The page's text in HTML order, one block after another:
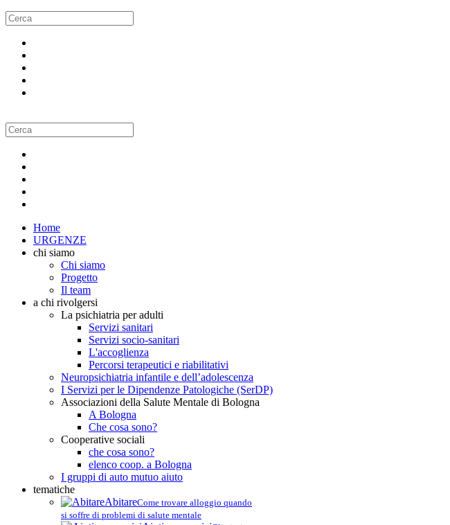
Home
URGENZE
chi siamo
Chi siamo
Progetto
Il team
a chi rivolgersi
La psichiatria per adulti
Servizi sanitari
Servizi socio-sanitari
L'accoglienza
Percorsi terapeutici e riabilitativi
Neuropsichiatria infantile e dell’adolescenza
I Servizi per le Dipendenze Patologiche (SerDP)
Associazioni della Salute Mentale di Bologna
A Bologna
Che cosa sono?
Cooperative sociali
che cosa sono?
elenco coop. a Bologna
I gruppi di auto mutuo aiuto
tematiche
AbitareCome trovare alloggio quando
si soffre di problemi di salute mentale